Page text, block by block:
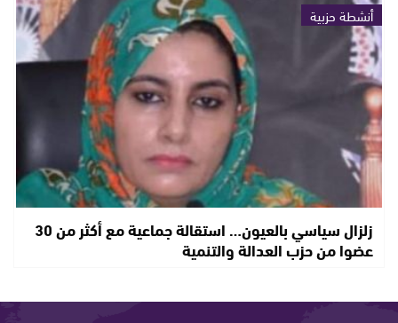
أنشطة حزبية
زلزال سياسي بالعيون… استقالة جماعية مع أكثر من 30
عضوا من حزب العدالة والتنمية